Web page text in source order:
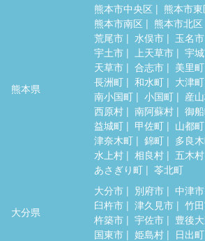
熊本県
熊本市中央区 熊本市東
熊本市南区
熊本市北区
荒尾市
水俣市 玉名市
宇土市
上天草市 宇
天草市
合志市 美里町
長洲町
和水町 大津町
南小国町
小国町 産
西原村
南阿蘇村 御
益城町
甲佐町 山都町
津奈木町
錦町 多良
水上村
相良村 五木村
あさぎり町
苓北町
大分県
大分市 別府市 中津市
臼杵市
津久見市 竹
杵築市
宇佐市 豊後
国東市
姫島村 日出町